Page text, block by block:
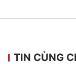
Thị trường 24h
TIN CÙNG